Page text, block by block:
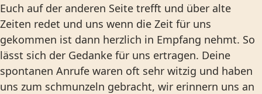
Euch auf der anderen Seite trefft und über alte
Zeiten redet und uns wenn die Zeit für uns
gekommen ist dann herzlich in Empfang nehmt. So
lässt sich der Gedanke für uns ertragen. Deine
spontanen Anrufe waren oft sehr witzig und haben
uns zum schmunzeln gebracht, wir erinnern uns an